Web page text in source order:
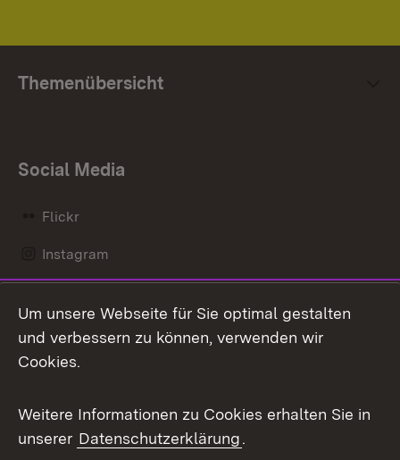
Themenübersicht
Social Media
Flickr
Instagram
Mastodon
Messenger
Social Wall
X / Twitter
Um unsere Webseite für Sie optimal gestalten
und verbessern zu können, verwenden wir
Cookies.
Weitere Informationen zu Cookies erhalten Sie in
unserer Datenschutzerklärung.